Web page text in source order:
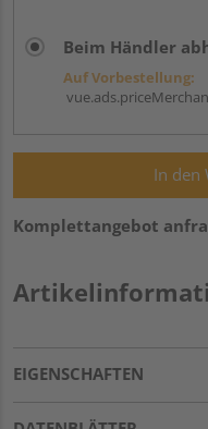
Beim Händler
Auf Vorbestellung:
In den
Komplettangebot
EIGENSCHAFTEN